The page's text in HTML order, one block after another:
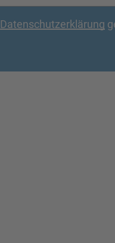
Datenschutzerklärung